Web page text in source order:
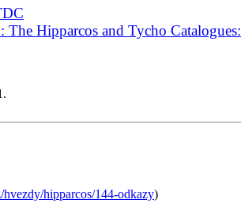
cookie law
Hipparcos and Tycho Catalogues:
hvezdy/hipparcos/144-odkazy)